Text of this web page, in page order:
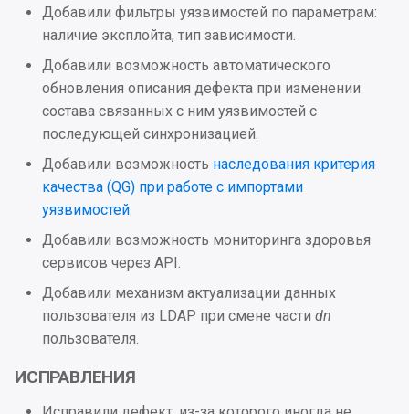
Добавили фильтры уязвимостей по параметрам:
наличие эксплойта, тип зависимости.
Добавили возможность автоматического
обновления описания дефекта при изменении
состава связанных с ним уязвимостей с
последующей синхронизацией.
Добавили возможность наследования критерия
качества (QG) при работе с импортами
уязвимостей.
Добавили возможность мониторинга здоровья
сервисов через API.
Добавили механизм актуализации данных
пользователя из LDAP при смене части dn
пользователя.
ИСПРАВЛЕНИЯ